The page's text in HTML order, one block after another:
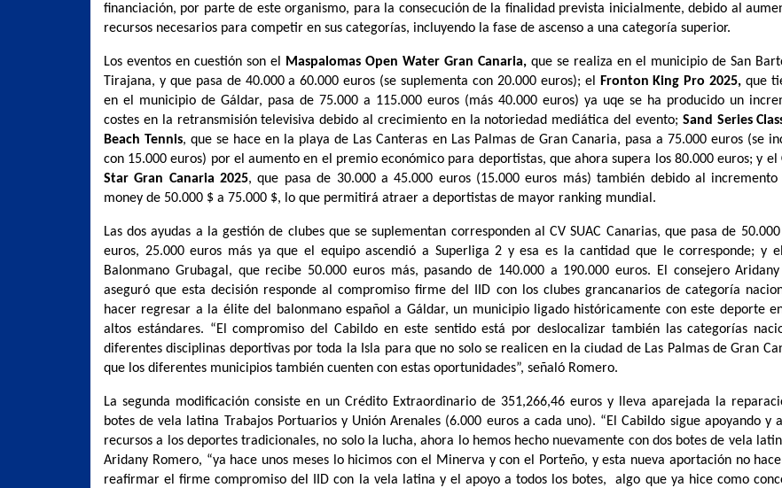
financiación, por parte de este organismo, para la consecución de la finalidad prevista inicialmente, debido al
recursos necesarios para competir en sus categorías, incluyendo la fase de ascenso a una categoría superior.
Los eventos en cuestión son el Maspalomas Open Water Gran Canaria, que se realiza en el municipio de San
Tirajana, y que pasa de 40.000 a 60.000 euros (se suplementa con 20.000 euros); el
Fronton King Pro 2025,que
en el municipio de Gáldar, pasa de 75.000 a 115.000 euros (más 40.000 euros) ya uqe se ha producido un
costes en la retransmisión televisiva debido al crecimiento en la notoriedad mediática del evento; Sand Series
Beach Tennis, que se hace en la playa de Las Canteras en Las Palmas de Gran Canaria, pasa a 75.000 euros (se
con 15.000 euros) por el aumento en el premio económico para deportistas, que ahora supera los 80.000 euros; y el
Star Gran Canaria 2025, que pasa de 30.000 a 45.000 euros (15.000 euros más) también debido al
money de 50.000 $ a 75.000 $, lo que permitirá atraer a deportistas de mayor ranking mundial.
Las dos ayudas a la gestión de clubes que se suplementan corresponden al CV SUAC Canarias, que pasa de
euros, 25.000 euros más ya que el equipo ascendió a Superliga 2 y esa es la cantidad que le corresponde; y
Balonmano Grubagal, que recibe 50.000 euros más, pasando de 140.000 a 190.000 euros. El consejero
aseguró que esta decisión responde al compromiso firme del IID con los clubes grancanarios de categoría
hacer regresar a la élite del balonmano español a Gáldar, un municipio ligado históricamente con este deporte
altos estándares. “El compromiso del Cabildo en este sentido está por deslocalizar también las categorías
diferentes disciplinas deportivas por toda la Isla para que no solo se realicen en la ciudad de Las Palmas de Gran
que los diferentes municipios también cuenten con estas oportunidades”, señaló Romero.
La segunda modificación consiste en un Crédito Extraordinario de 351,266,46 euros y lleva aparejada la
botes de vela latina Trabajos Portuarios y Unión Arenales (6.000 euros a cada uno). “El Cabildo sigue apoyando y
recursos a los deportes tradicionales, no solo la lucha, ahora lo hemos hecho nuevamente con dos botes de vela
Aridany Romero, “ya hace unos meses lo hicimos con el Minerva y con el Porteño, y esta nueva aportación no
reafirmar el firme compromiso del IID con la vela latina y el apoyo a todos los botes, algo que ya hice como